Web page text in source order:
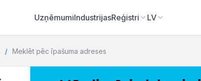
UzņēmumiIndustrijasReģistri LV
Meklēt pēc īpašuma adreses